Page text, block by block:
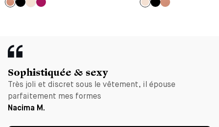
Vieux
Milk
Sophistiquée & sexy
Très joli et discret sous le vêtement, il épouse
parfaitement mes formes
Nacima M.